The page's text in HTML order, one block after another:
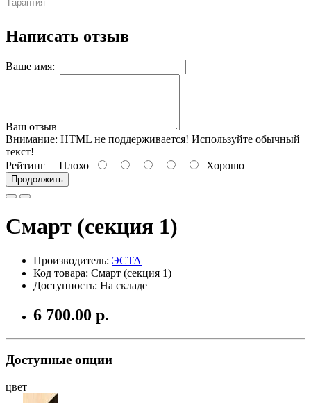
Гарантия
Написать отзыв
Ваше имя:
Ваш отзыв
Внимание: HTML не поддерживается! Используйте обычный
текст!
Рейтинг Плохо Хорошо
Продолжить
Смарт (секция 1)
Производитель: ЭСТА
Код товара: Смарт (секция 1)
Доступность: На складе
6 700.00 р.
Доступные опции
цвет